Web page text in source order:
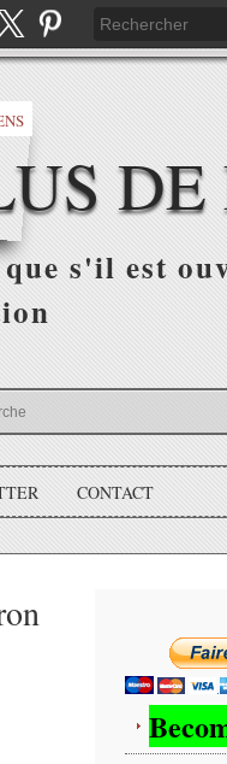
s'il est
CONTACT